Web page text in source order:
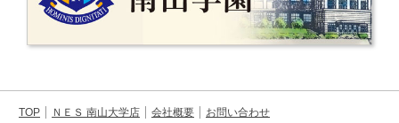
TOP ＮＥＳ 南山大学店 会社概要 お問い合わせ